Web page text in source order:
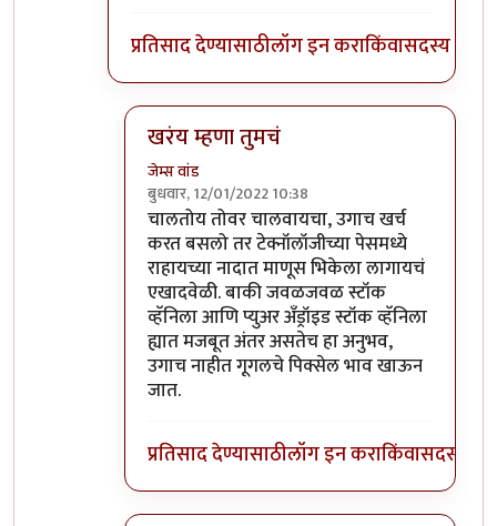
प्रतिसाद देण्यासाठीलॉग इन कराकिंवासदस्य व्हा
खरंय म्हणा तुमचं
जेम्स वांड
बुधवार, 12/01/2022 10:38
In reply toमाझ्याकडे वन प्लस फाईव्ह टी
चालतोय तोवर चालवायचा, उगाच खर्च
करत बसलो तर टेक्नॉलॉजीच्या पेसमध्ये
राहायच्या नादात माणूस भिकेला लागायचं
एखादवेळी. बाकी जवळजवळ स्टॉक
व्हॅनिला आणि प्युअर अँड्रॉइड स्टॉक व्हॅनिला
ह्यात मजबूत अंतर असतेच हा अनुभव,
उगाच नाहीत गूगलचे पिक्सेल भाव खाऊन
जात.
प्रतिसाद देण्यासाठीलॉग इन कराकिंवासदस्य व्हा